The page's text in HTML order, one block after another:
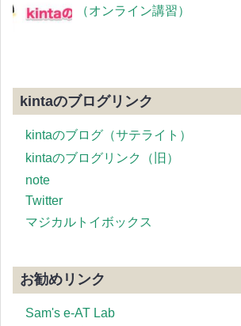
（オンライン講習）
kintaのブログリンク
kintaのブログ（サテライト）
kintaのブログリンク（旧）
note
Twitter
マジカルトイボックス
お勧めリンク
Sam's e-AT Lab